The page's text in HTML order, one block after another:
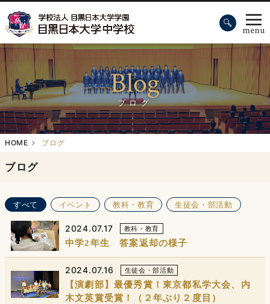
Blog
ブログ
HOME ブログ
ブログ
すべて イベント 教科・教育 生徒会・部活動
2024.07.17 教科・教育
中学2年生 答案返却の様子
2024.07.16 生徒会・部活動
【演劇部】最優秀賞！東京都私学大会、内
木文英賞受賞！（２年ぶり２度目）